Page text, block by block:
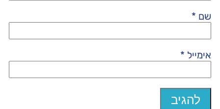
שם *
אימייל *